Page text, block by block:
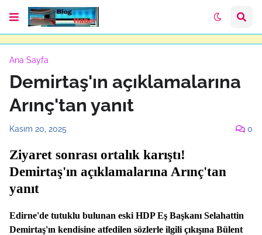
Ana Sayfa
Demirtaş'ın açıklamalarına
Arınç'tan yanıt
Kasım 20, 2025 0
Ziyaret sonrası ortalık karıştı!
Demirtaş'ın açıklamalarına Arınç'tan
yanıt
Edirne'de tutuklu bulunan eski HDP Eş Başkanı Selahattin
Demirtaş'ın kendisine atfedilen sözlerle ilgili çıkışına Bülent